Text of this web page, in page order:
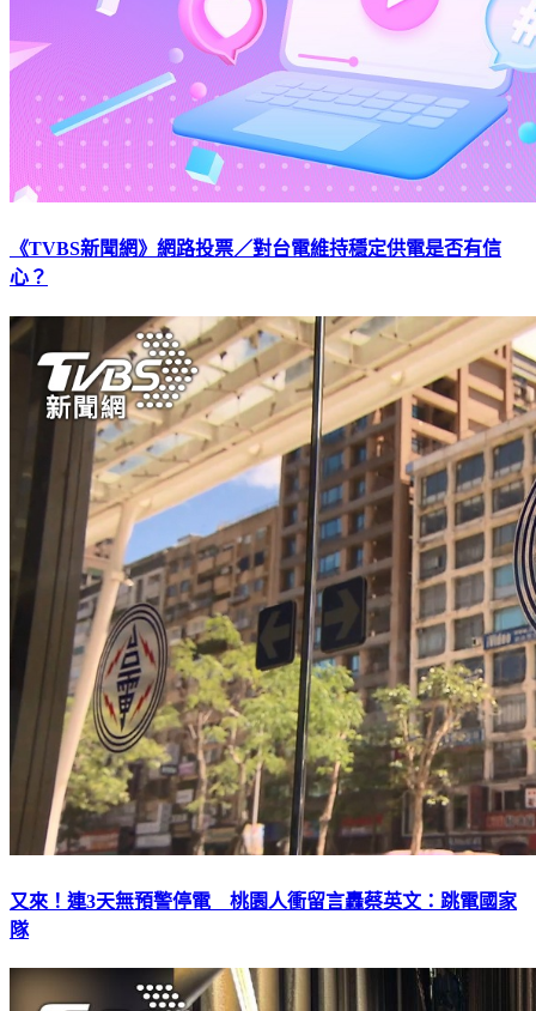
《TVBS新聞網》網路投票／對台電維持穩定供電是否有信
心？
又來！連3天無預警停電 桃園人衝留言轟蔡英文：跳電國家
隊